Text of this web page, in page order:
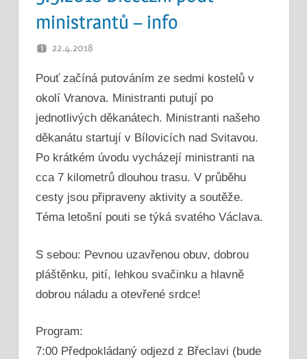
ministrantů – info
22.4.2018
Pouť začíná putováním ze sedmi kostelů v
okolí Vranova. Ministranti putují po
jednotlivých děkanátech. Ministranti našeho
děkanátu startují v Bílovicích nad Svitavou.
Po krátkém úvodu vycházejí ministranti na
cca 7 kilometrů dlouhou trasu. V průběhu
cesty jsou připraveny aktivity a soutěže.
Téma letošní pouti se týká svatého Václava.
S sebou: Pevnou uzavřenou obuv, dobrou
pláštěnku, pití, lehkou svačinku a hlavně
dobrou náladu a otevřené srdce!
Program:
7:00 Předpokládaný odjezd z Břeclavi (bude